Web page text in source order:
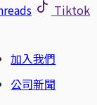
Tiktok
加入我們
公司新聞